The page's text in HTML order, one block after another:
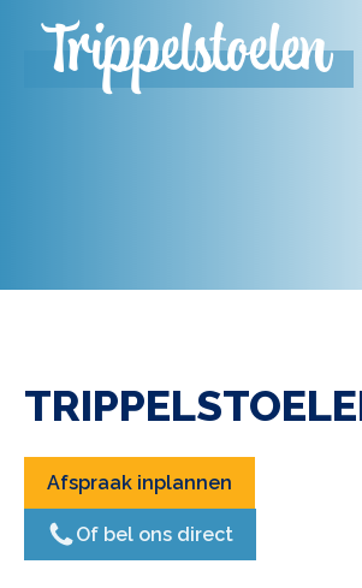
Trippelstoelen
Afspraak inplannen
Of bel ons direct